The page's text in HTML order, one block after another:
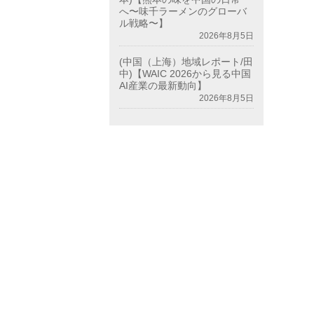
へ〜味千ラーメンのグローバ
ル戦略〜】
2026年8月5日
(中国（上海）地域レポート/田
中)【WAIC 2026から見る中国
AI産業の最新動向】
2026年8月5日